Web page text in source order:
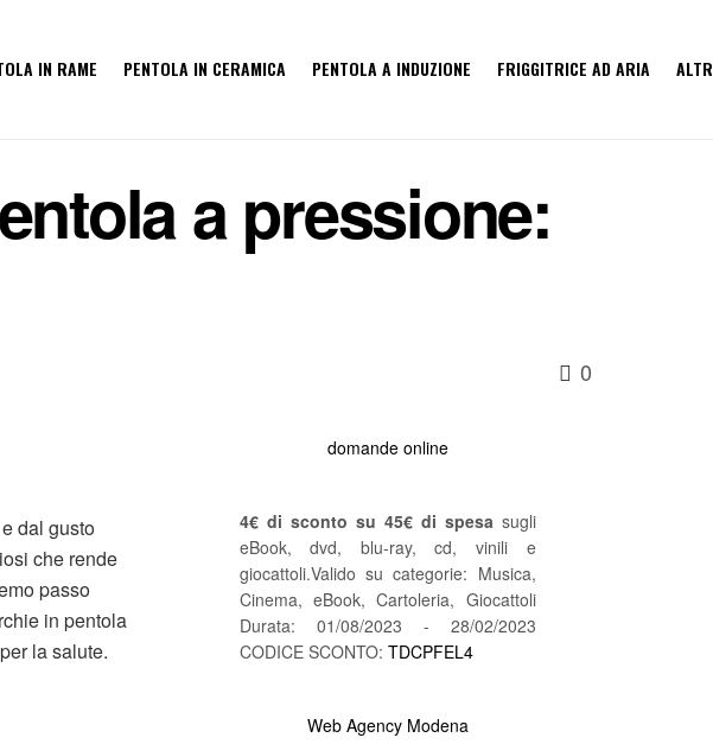
IN RAME PENTOLA IN CERAMICA PENTOLA A INDUZIONE FRIGGITRICE AD ARIA
a pressione:
0
dal gusto
che rende
passo
in pentola
la salute.
domande online
4€ di sconto su 45€ di spesa sugli
eBook, dvd, blu-ray, cd, vinili e
giocattoli.Valido su categorie: Musica,
Cinema, eBook, Cartoleria, Giocattoli
Durata: 01/08/2023 - 28/02/2023
CODICE SCONTO: TDCPFEL4
Web Agency Modena